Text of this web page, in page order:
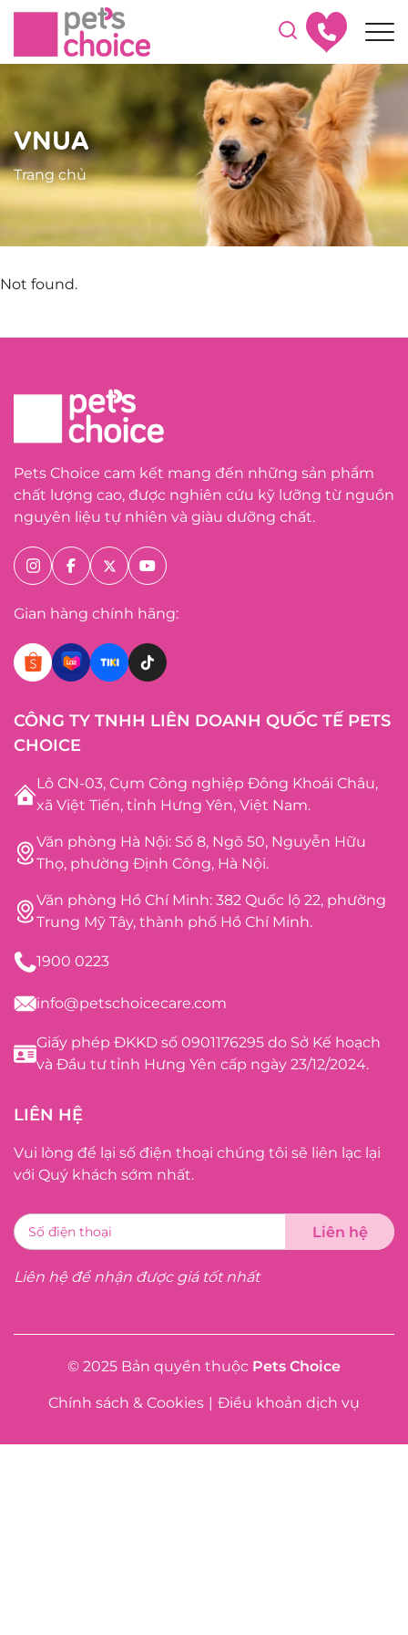
VNUA
Trang chủ
Not found.
Pets Choice cam kết mang đến những sản phẩm
chất lượng cao, được nghiên cứu kỹ lưỡng từ nguồn
nguyên liệu tự nhiên và giàu dưỡng chất.
Gian hàng chính hãng:
CÔNG TY TNHH LIÊN DOANH QUỐC TẾ PETS
CHOICE
Lô CN-03, Cụm Công nghiệp Đông Khoái Châu,
xã Việt Tiến, tỉnh Hưng Yên, Việt Nam.
Văn phòng Hà Nội: Số 8, Ngõ 50, Nguyễn Hữu
Thọ, phường Định Công, Hà Nội.
Văn phòng Hồ Chí Minh: 382 Quốc lộ 22, phường
Trung Mỹ Tây, thành phố Hồ Chí Minh.
1900 0223
info@petschoicecare.com
Giấy phép ĐKKD số 0901176295 do Sở Kế hoạch
và Đầu tư tỉnh Hưng Yên cấp ngày 23/12/2024.
LIÊN HỆ
Vui lòng để lại số điện thoại chúng tôi sẽ liên lạc lại
với Quý khách sớm nhất.
Liên hệ để nhận được giá tốt nhất
© 2025 Bản quyền thuộc Pets Choice
Chính sách & Cookies | Điều khoản dịch vụ